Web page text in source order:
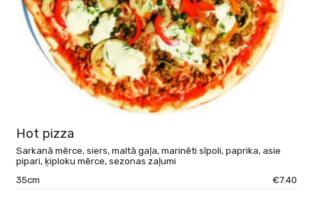
Hot pizza
Sarkanā mērce, siers, maltā gaļa, marinēti sīpoli, paprika, asie
pipari, ķiploku mērce, sezonas zaļumi
35cm
€7.40